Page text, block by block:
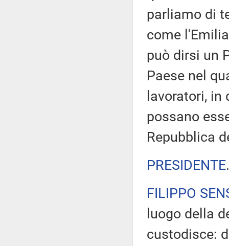
parliamo di
come
può dirsi un
Paese nel
lavoratori,
possano
Repubblica
PRESIDENTE
FILIPPO
luogo della
custodisce: